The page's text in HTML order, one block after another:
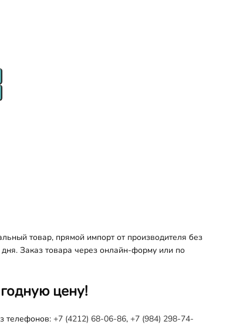
товар, прямой импорт от производителя без
Заказ товара через онлайн-форму или по
цену!
телефонов: +7 (4212) 68-06-86, +7 (984) 298-74-